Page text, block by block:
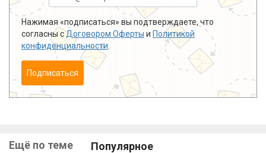
Нажимая «подписаться» вы подтверждаете, что
согласны сДоговором Оферты и Политикой
конфиденциальности
Подписаться
Ещё по теме Популярное